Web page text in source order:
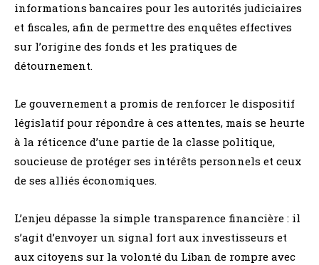
informations bancaires pour les autorités judiciaires
et fiscales, afin de permettre des enquêtes effectives
sur l’origine des fonds et les pratiques de
détournement.
Le gouvernement a promis de renforcer le dispositif
législatif pour répondre à ces attentes, mais se heurte
à la réticence d’une partie de la classe politique,
soucieuse de protéger ses intérêts personnels et ceux
de ses alliés économiques.
L’enjeu dépasse la simple transparence financière : il
s’agit d’envoyer un signal fort aux investisseurs et
aux citoyens sur la volonté du Liban de rompre avec